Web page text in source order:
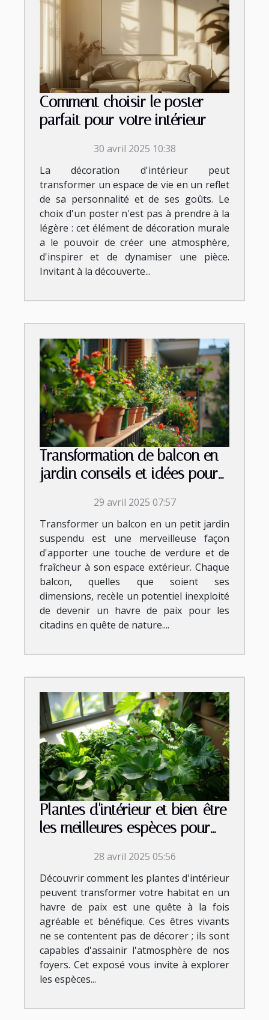
Comment choisir le poster
parfait pour votre intérieur
30 avril 2025 10:38
La décoration d'intérieur peut
transformer un espace de vie en un reflet
de sa personnalité et de ses goûts. Le
choix d'un poster n'est pas à prendre à la
légère : cet élément de décoration murale
a le pouvoir de créer une atmosphère,
d'inspirer et de dynamiser une pièce.
Invitant à la découverte...
Transformation de balcon en
jardin conseils et idées pour
29 avril 2025 07:57
Transformer un balcon en un petit jardin
suspendu est une merveilleuse façon
d'apporter une touche de verdure et de
fraîcheur à son espace extérieur. Chaque
balcon, quelles que soient ses
dimensions, recèle un potentiel inexploité
de devenir un havre de paix pour les
citadins en quête de nature....
Plantes d'intérieur et bien-être
les meilleures espèces pour
28 avril 2025 05:56
Découvrir comment les plantes d'intérieur
peuvent transformer votre habitat en un
havre de paix est une quête à la fois
agréable et bénéfique. Ces êtres vivants
ne se contentent pas de décorer ; ils sont
capables d'assainir l'atmosphère de nos
foyers. Cet exposé vous invite à explorer
les espèces...